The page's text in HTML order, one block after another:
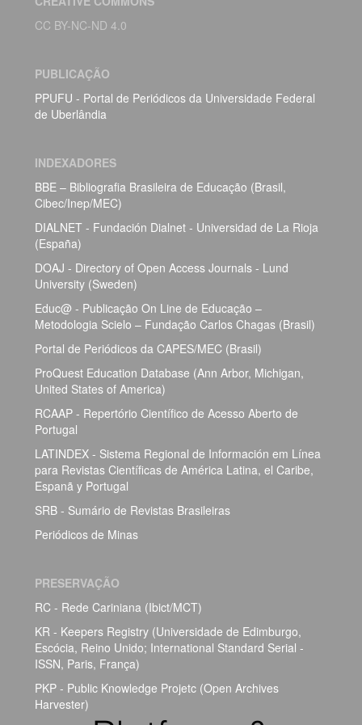
CC BY-NC-ND 4.0
PUBLICAÇÃO
PPUFU - Portal de Periódicos da Universidade Federal
de Uberlândia
INDEXADORES
BBE – Bibliografia Brasileira de Educação (Brasil,
Cibec/Inep/MEC)
DIALNET - Fundación Dialnet - Universidad de La Rioja
(España)
DOAJ - Directory of Open Access Journals - Lund
University (Sweden)
Educ@ - Publicação On Line de Educação –
Metodologia Scielo – Fundação Carlos Chagas (Brasil)
Portal de Periódicos da CAPES/MEC (Brasil)
ProQuest Education Database (Ann Arbor, Michigan,
United States of America)
RCAAP - Repertório Científico de Acesso Aberto de
Portugal
LATINDEX - Sistema Regional de Información em Línea
para Revistas Científicas de América Latina, el Caribe,
Espanã y Portugal
SRB - Sumário de Revistas Brasileiras
Periódicos de Minas
PRESERVAÇÃO
RC - Rede Cariniana (Ibict/MCT)
KR - Keepers Registry (Universidade de Edimburgo,
Escócia, Reino Unido; International Standard Serial -
ISSN, Paris, França)
PKP - Public Knowledge Projetc (Open Archives
Harvester)